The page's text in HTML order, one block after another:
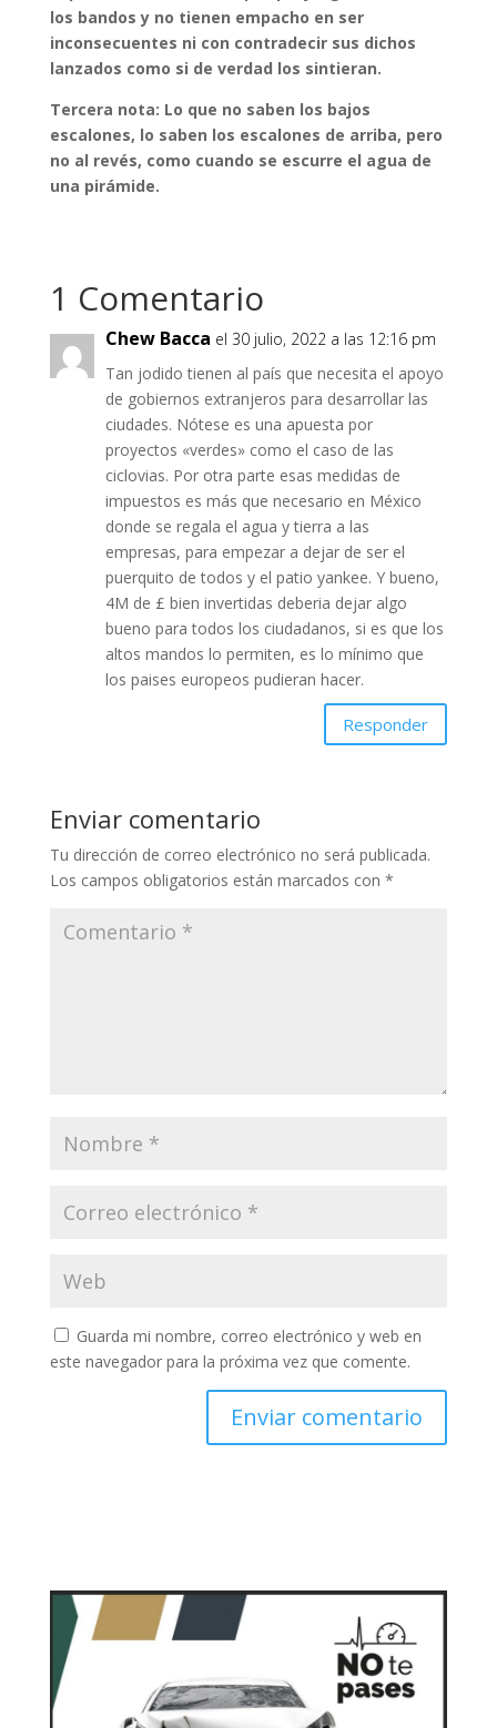
los bandos y no tienen empacho en ser
inconsecuentes ni con contradecir sus dichos
lanzados como si de verdad los sintieran.
Tercera nota: Lo que no saben los bajos
escalones, lo saben los escalones de arriba, pero
no al revés, como cuando se escurre el agua de
una pirámide.
1 Comentario
Chew Bacca el 30 julio, 2022 a las 12:16 pm
Tan jodido tienen al país que necesita el apoyo
de gobiernos extranjeros para desarrollar las
ciudades. Nótese es una apuesta por
proyectos «verdes» como el caso de las
ciclovias. Por otra parte esas medidas de
impuestos es más que necesario en México
donde se regala el agua y tierra a las
empresas, para empezar a dejar de ser el
puerquito de todos y el patio yankee. Y bueno,
4M de £ bien invertidas deberia dejar algo
bueno para todos los ciudadanos, si es que los
altos mandos lo permiten, es lo mínimo que
los paises europeos pudieran hacer.
Responder
Enviar comentario
Tu dirección de correo electrónico no será publicada.
Los campos obligatorios están marcados con *
Guarda mi nombre, correo electrónico y web en
este navegador para la próxima vez que comente.